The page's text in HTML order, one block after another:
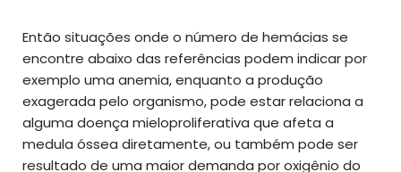
Então situações onde o número de hemácias se
encontre abaixo das referências podem indicar por
exemplo uma anemia, enquanto a produção
exagerada pelo organismo, pode estar relaciona a
alguma doença mieloproliferativa que afeta a
medula óssea diretamente, ou também pode ser
resultado de uma maior demanda por oxigênio do